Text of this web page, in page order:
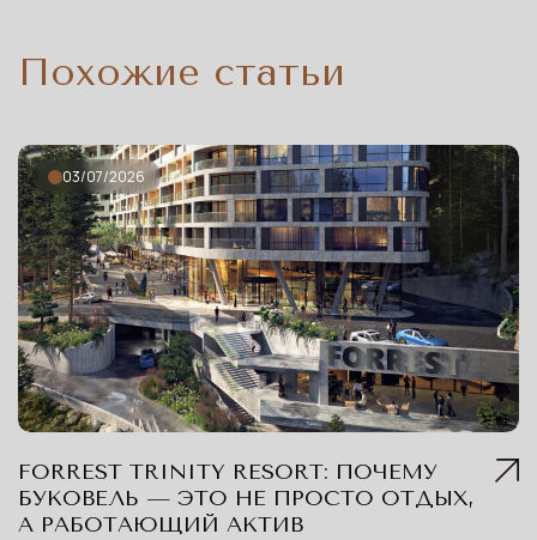
Похожие статьи
03/07/2026
FORREST TRINITY RESORT: ПОЧЕМУ
БУКОВЕЛЬ — ЭТО НЕ ПРОСТО ОТДЫХ,
А РАБОТАЮЩИЙ АКТИВ